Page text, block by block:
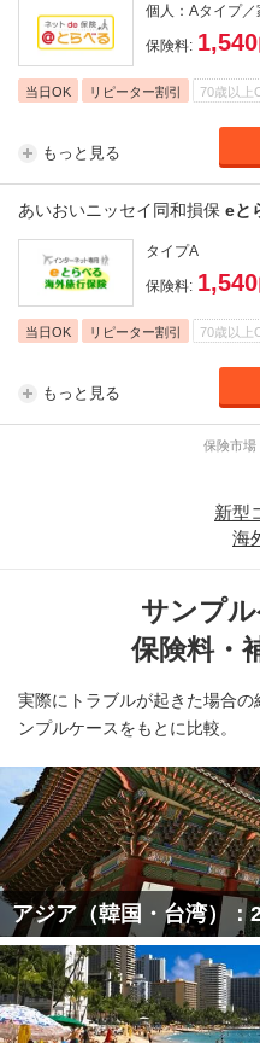
個人：Aタイプ
保険料: 1,540
当日OK リピーター割引 70歳以上
もっと見る
あいおいニッセイ同和損保 eと
タイプA
保険料: 1,540
当日OK リピーター割引 70歳以上
もっと見る
保険市場
新型
海
サンプ
保険料・
実際にトラブルが起きた場合
ンプルケースをもとに比較。
アジア（韓国・台湾）：